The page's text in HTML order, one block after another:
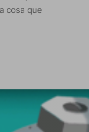
cosa que